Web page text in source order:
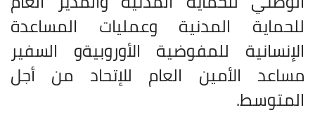
للحماية المدنية وعمليات المساعدة
الإنسانية للمفوضية الأوروبيةو السفير
مساعد الأمين العام للإتحاد من أجل
المتوسط.